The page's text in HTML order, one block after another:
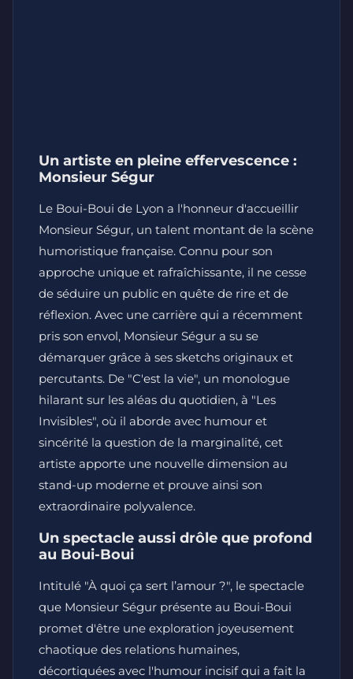
Un artiste en pleine effervescence :
Monsieur Ségur
Le Boui-Boui de Lyon a l'honneur d'accueillir
Monsieur Ségur, un talent montant de la scène
humoristique française. Connu pour son
approche unique et rafraîchissante, il ne cesse
de séduire un public en quête de rire et de
réflexion. Avec une carrière qui a récemment
pris son envol, Monsieur Ségur a su se
démarquer grâce à ses sketchs originaux et
percutants. De "C'est la vie", un monologue
hilarant sur les aléas du quotidien, à "Les
Invisibles", où il aborde avec humour et
sincérité la question de la marginalité, cet
artiste apporte une nouvelle dimension au
stand-up moderne et prouve ainsi son
extraordinaire polyvalence.
Un spectacle aussi drôle que profond
au Boui-Boui
Intitulé "À quoi ça sert l’amour ?", le spectacle
que Monsieur Ségur présente au Boui-Boui
promet d'être une exploration joyeusement
chaotique des relations humaines,
décortiquées avec l'humour incisif qui a fait la